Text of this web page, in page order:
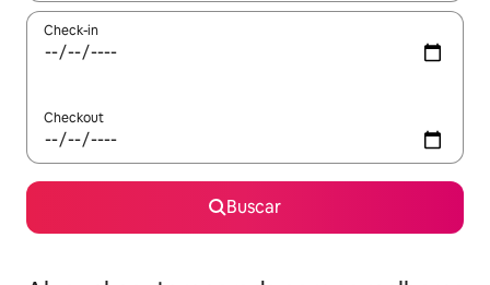
Check-in
Checkout
Buscar